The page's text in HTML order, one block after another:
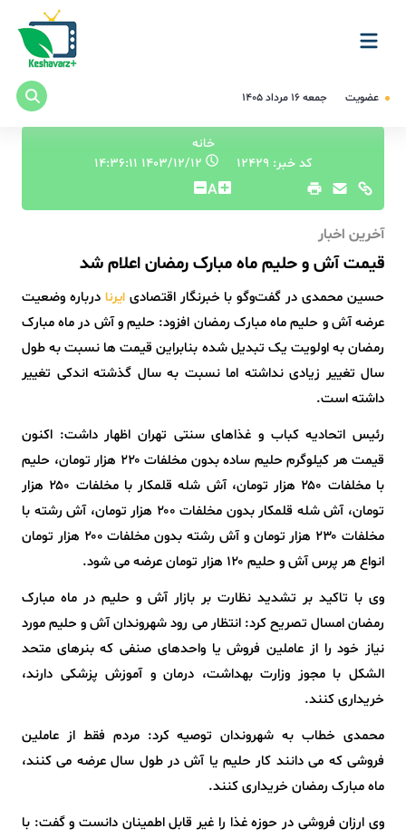
عضویت جمعه ۱۶ مرداد ۱۴۰۵
خانه
کد خبر: 12429
۱۴۰۳/۱۲/۱۲ ۱۴:۳۶:۱۱
A
آخرین اخبار
قیمت آش و حلیم ماه مبارک رمضان اعلام شد
حسین محمدی در گفت‌وگو با خبرنگار اقتصادیایرنا درباره وضعیت
عرضه آش و حلیم ماه مبارک رمضان افزود: حلیم و آش در ماه مبارک
رمضان به اولویت یک تبدیل شده بنابراین قیمت ها نسبت به طول
سال تغییر زیادی نداشته اما نسبت به سال گذشته اندکی تغییر
داشته است.
رئیس اتحادیه کباب و غذاهای سنتی تهران اظهار داشت: اکنون
قیمت هر کیلوگرم حلیم ساده بدون مخلفات ۲۲۰ هزار تومان، حلیم
با مخلفات ۲۵۰ هزار تومان، آش شله قلمکار با مخلفات ۲۵۰ هزار
تومان، آش شله قلمکار بدون مخلفات ۲۰۰ هزار تومان، آش رشته با
مخلفات ۲۳۰ هزار تومان و آش رشته بدون مخلفات ۲۰۰ هزار تومان
انواع هر پرس آش و حلیم ۱۲۰ هزار تومان عرضه می شود.
وی با تاکید بر تشدید نظارت بر بازار آش و حلیم در ماه مبارک
رمضان امسال تصریح کرد: انتظار می رود شهروندان آش و حلیم مورد
نیاز خود را از عاملین فروش یا واحدهای صنفی که بنرهای متحد
الشکل با مجوز وزارت بهداشت، درمان و آموزش پزشکی دارند،
خریداری کنند.
محمدی خطاب به شهروندان توصیه کرد: مردم فقط از عاملین
فروشی که می دانند کار حلیم یا آش در طول سال عرضه می کنند،
ماه مبارک رمضان خریداری کنند.
وی ارزان فروشی در حوزه غذا را غیر قابل اطمینان دانست و گفت: با